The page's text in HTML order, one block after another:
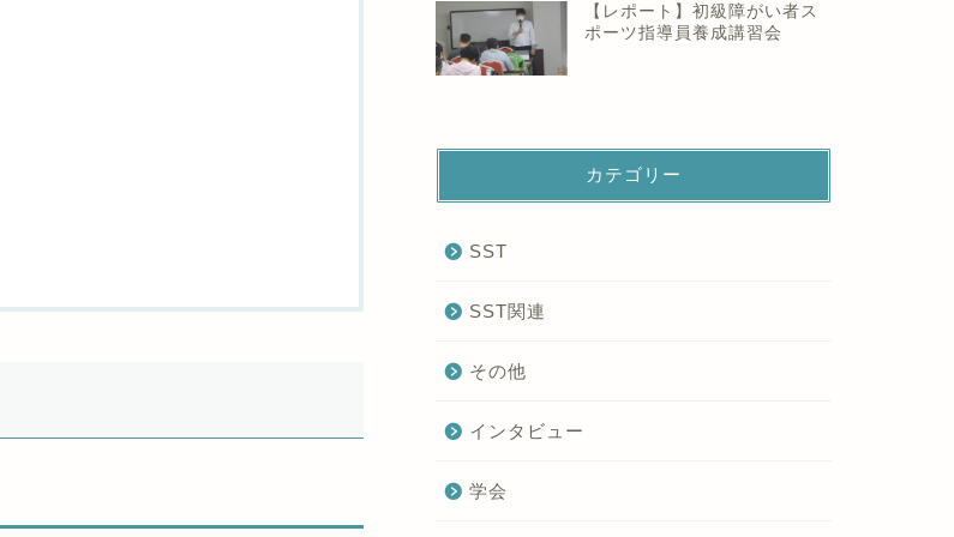
【レポート】初級障がい者ス
ポーツ指導員養成講習会
カテゴリー
SST
SST関連
その他
インタビュー
学会